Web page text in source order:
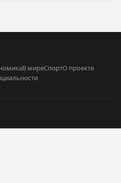
В миреСпортО проекте